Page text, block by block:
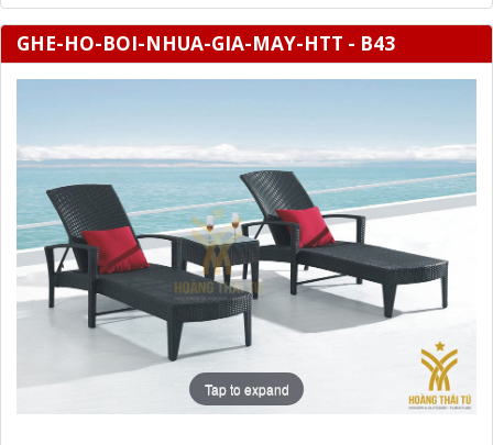
GHE-HO-BOI-NHUA-GIA-MAY-HTT - B43
Tap to expand